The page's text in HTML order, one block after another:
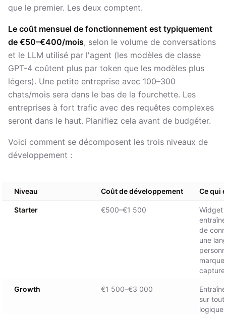
que le premier. Les deux comptent.
Le coût mensuel de fonctionnement est typiquement
de €50–€400/mois, selon le volume de conversations
et le LLM utilisé par l'agent (les modèles de classe
GPT-4 coûtent plus par token que les modèles plus
légers). Une petite entreprise avec 100–300
chats/mois sera dans le bas de la fourchette. Les
entreprises à fort trafic avec des requêtes complexes
seront dans le haut. Planifiez cela avant de budgéter.
Voici comment se décomposent les trois niveaux de
développement :
Niveau Coût de développement Ce qui
Starter €500–€1 500
Widget
de
une
Growth €1 500–€3 000
sur
logique